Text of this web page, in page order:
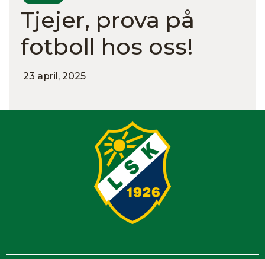
Tjejer, prova på
fotboll hos oss!
23 april, 2025